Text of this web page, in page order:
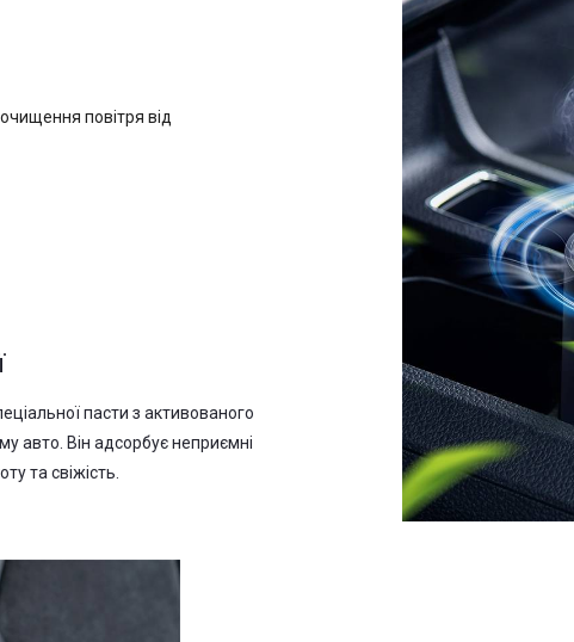
повітря від
пасти з активованого
авто. Він адсорбує неприємні
та свіжість.